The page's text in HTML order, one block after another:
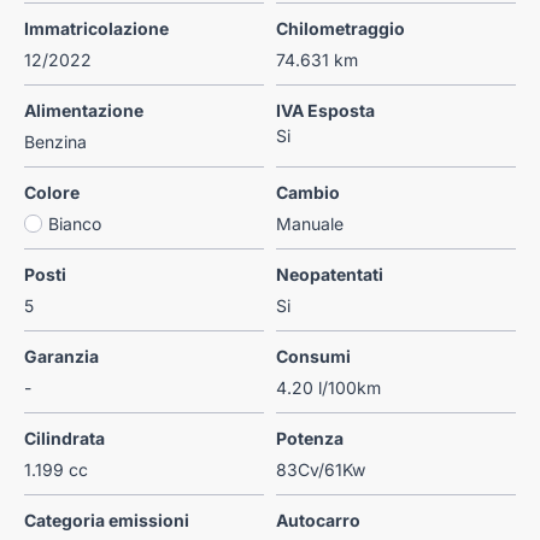
Immatricolazione
12/2022
Chilometraggio
74.631 km
Alimentazione
Benzina
IVA Esposta
Si
Colore
Bianco
Cambio
Manuale
Posti
5
Neopatentati
Si
Garanzia
-
Consumi
4.20 l/100km
Cilindrata
1.199 cc
Potenza
83Cv/61Kw
Categoria emissioni
Autocarro